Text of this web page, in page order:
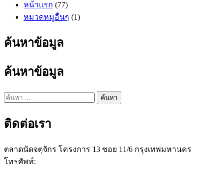
หน้าแรก (77)
หมวดหมูอื่นๆ (1)
ค้นหาข้อมูล
ค้นหาข้อมูล
ค้นหา
ติดต่อเรา
ตลาดนัดจตุจักร โครงการ 13 ซอย 11/6 กรุงเทพมหานคร
โทรศัพท์: